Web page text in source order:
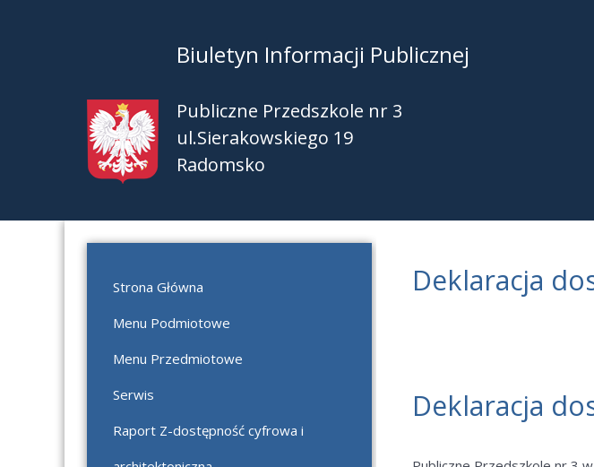
Biuletyn Informacji Publicznej
Publiczne Przedszkole nr 3
ul.Sierakowskiego 19
Radomsko
Strona Główna
Menu Podmiotowe
Menu Przedmiotowe
Serwis
Raport Z-dostępność cyfrowa i
Deklaracja
Deklaracja